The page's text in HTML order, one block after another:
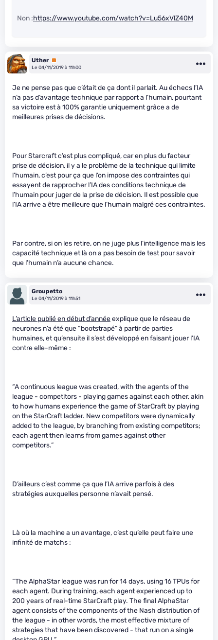
Non :https://www.youtube.com/watch?v=Lu56xVlZ40M
Uther Premium
Le 04/11/2019 à 11h00
Je ne pense pas que c’était de ça dont il parlait. Au échecs l’IA
n’a pas d’avantage technique par rapport a l’humain, pourtant
sa victoire est à 100% garantie uniquement grâce a de
meilleures prises de décisions.
Pour Starcraft c’est plus compliqué, car en plus du facteur
prise de décision, il y a le problème de la technique qui limite
l’humain, c’est pour ça que l’on impose des contraintes qui
essayent de rapprocher l’IA des conditions technique de
l’humain pour juger de la prise de décision. Il est possible que
l’IA arrive a être meilleure que l’humain malgré ces contraintes.
Par contre, si on les retire, on ne juge plus l’intelligence mais les
capacité technique et là on a pas besoin de test pour savoir
que l’humain n’a aucune chance.
Groupetto
Le 04/11/2019 à 11h51
L’article publié en début d’annéeexplique que le réseau de
neurones n’a été que “bootstrapé” à partir de parties
humaines, et qu’ensuite il s’est développé en faisant jouer l’IA
contre elle-même :
“A continuous league was created, with the agents of the
league - competitors - playing games against each other, akin
to how humans experience the game of StarCraft by playing
on the StarCraft ladder. New competitors were dynamically
added to the league, by branching from existing competitors;
each agent then learns from games against other
competitors.”
D’ailleurs c’est comme ça que l’IA arrive parfois à des
stratégies auxquelles personne n’avait pensé.
Là où la machine a un avantage, c’est qu’elle peut faire une
infinité de matchs :
“The AlphaStar league was run for 14 days, using 16 TPUs for
each agent. During training, each agent experienced up to
200 years of real-time StarCraft play. The final AlphaStar
agent consists of the components of the Nash distribution of
the league - in other words, the most effective mixture of
strategies that have been discovered - that run on a single